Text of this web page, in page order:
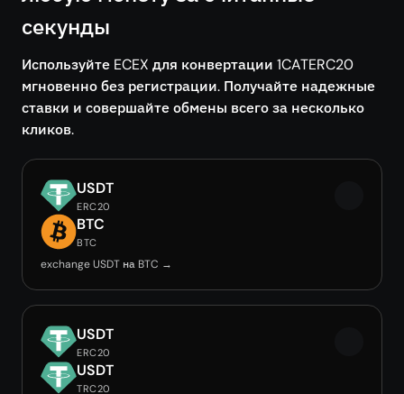
секунды
Используйте ECEX для конвертации 1CATERC20
мгновенно без регистрации. Получайте надежные
ставки и совершайте обмены всего за несколько
кликов.
USDT
ERC20
BTC
BTC
exchange USDT на BTC →
USDT
ERC20
USDT
TRC20